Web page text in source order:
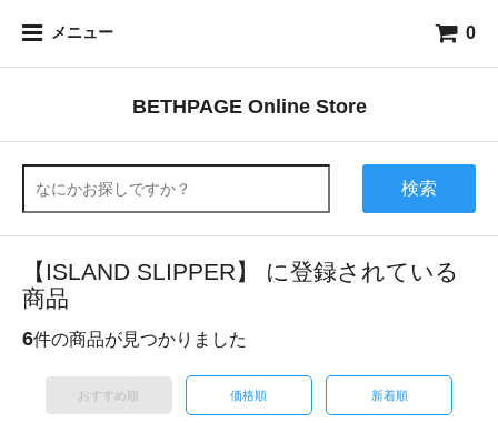
メニュー 0
BETHPAGE Online Store
検索
【ISLAND SLIPPER】 に登録されている
商品
6件の商品が見つかりました
おすすめ順 価格順 新着順